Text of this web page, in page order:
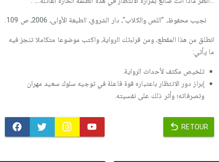
نجيب محفوظ، "اللص والكلاب"، دار الشروق، الطبعة الأولى، 2006، ص 109.
انطلق من هذا المقطع، ومن قراءتك الرواية، واكتب موضوعا متكاملا تنجز فيه
ما يأتي:
تلخيص مكثف لأحداث الرواية.
إبراز دور الانتظار باعتباره قوة فاعلة في توجيه سلوك سعيد مهران
وتصرفاته؛ وأثر ذلك على نفسيته.
RETOUR